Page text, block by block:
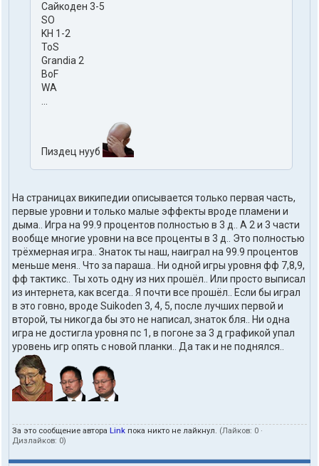
Сайкоден 3-5
SO
KH 1-2
ToS
Grandia 2
BoF
WA
...
Пиздец нууб
На страницах википедии описывается только первая часть,
первые уровни и только малые эффекты вроде пламени и
дыма.. Игра на 99.9 процентов полностью в 3 д.. А 2 и 3 части
вообще многие уровни на все проценты в 3 д.. Это полностью
трёхмерная игра.. Знаток ты наш, наиграл на 99.9 процентов
меньше меня.. Что за параша.. Ни одной игры уровня фф 7,8,9,
фф тактикс.. Ты хоть одну из них прошёл.. Или просто выписал
из интернета, как всегда.. Я почти все прошёл.. Если бы играл
в это говно, вроде Suikoden 3, 4, 5, после лучших первой и
второй, ты никогда бы это не написал, знаток бля.. Ни одна
игра не достигла уровня пс 1, в погоне за 3 д графикой упал
уровень игр опять с новой планки.. Да так и не поднялся..
За это сообщение автора Link пока никто не лайкнул. (Лайков: 0 ·
Дизлайков: 0)